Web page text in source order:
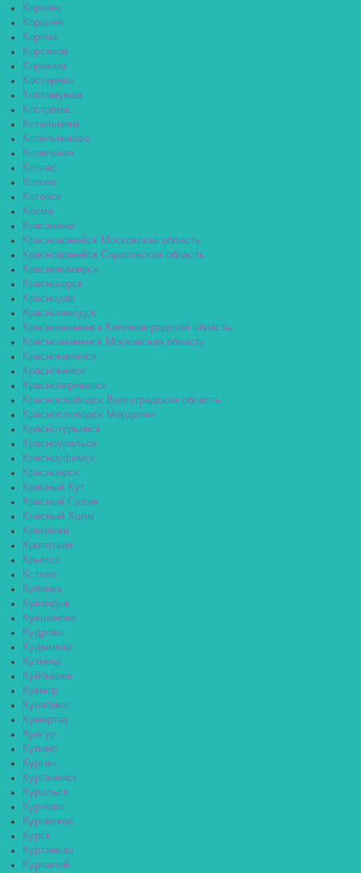
Коркино
Королёв
Короча
Корсаков
Коряжма
Костерёво
Костомукша
Кострома
Котельники
Котельниково
Котельнич
Котлас
Котово
Котовск
Кохма
Красавино
Красноармейск Московская область
Красноармейск Саратовская область
Красновишерск
Красногорск
Краснодар
Краснозаводск
Краснознаменск Калининградская область
Краснознаменск Московская область
Краснокаменск
Краснокамск
Красноперекопск
Краснослободск Волгоградская область
Краснослободск Мордовия
Краснотурьинск
Красноуральск
Красноуфимск
Красноярск
Красный Кут
Красный Сулин
Красный Холм
Кремёнки
Кропоткин
Крымск
Кстово
Кубинка
Кувандык
Кувшиново
Кудрово
Кудымкар
Кузнецк
Куйбышев
Кукмор
Кулебаки
Кумертау
Кунгур
Купино
Курган
Курганинск
Курильск
Курлово
Куровское
Курск
Куртамыш
Курчалой